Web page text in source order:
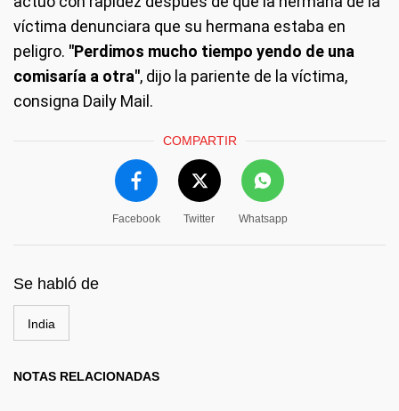
víctima denunciara que su hermana estaba en
peligro. "Perdimos mucho tiempo yendo de una
comisaría a otra", dijo la pariente de la víctima,
consigna Daily Mail.
COMPARTIR
Facebook Twitter Whatsapp
Se habló de
India
NOTAS RELACIONADAS